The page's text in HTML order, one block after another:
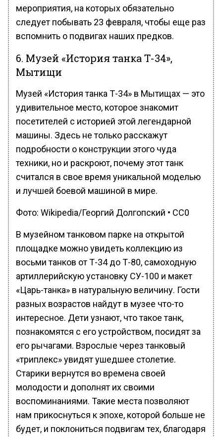
мероприятия, на которых обязательно
следует побывать 23 февраля, чтобы еще раз
вспомнить о подвигах наших предков.
6. Музей «История танка Т-34»,
Мытищи
Музей «История танка Т-34» в Мытищах — это
удивительное место, которое знакомит
посетителей с историей этой легендарной
машины. Здесь не только расскажут
подробности о конструкции этого чуда
техники, но и раскроют, почему этот танк
считался в свое время уникальной моделью
и лучшей боевой машиной в мире.
Фото: Wikipedia/Георгий Долгопский • CC0
В музейном танковом парке на открытой
площадке можно увидеть коллекцию из
восьми танков от Т-34 до Т-80, самоходную
артиллерийскую установку СУ-100 и макет
«Царь-танка» в натуральную величину. Гости
разных возрастов найдут в музее что-то
интересное. Дети узнают, что такое танк,
познакомятся с его устройством, посидят за
его рычагами. Взрослые через танковый
«триплекс» увидят ушедшее столетие.
Старики вернутся во времена своей
молодости и дополнят их своими
воспоминаниями. Такие места позволяют
нам прикоснуться к эпохе, которой больше не
будет, и поклониться подвигам тех, благодаря